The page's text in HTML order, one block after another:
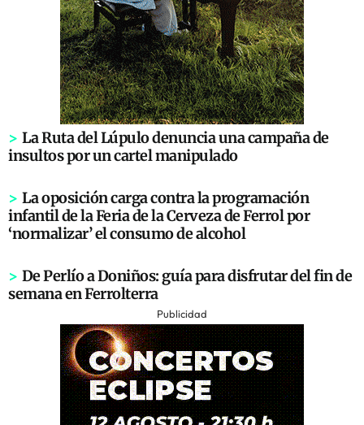
> La Ruta del Lúpulo denuncia una campaña de
insultos por un cartel manipulado
> La oposición carga contra la programación
infantil de la Feria de la Cerveza de Ferrol por
‘normalizar’ el consumo de alcohol
> De Perlío a Doniños: guía para disfrutar del fin de
semana en Ferrolterra
Publicidad